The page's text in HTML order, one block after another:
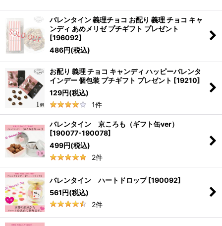
バレンタイン 義理チョコ お配り 義理 チョコ キャ
ンディ あめメリゼ プチギフト プレゼント
[196092]
486円(税込)
お配り 義理 チョコ キャンディ ハッピーバレンタ
インデー 個包装 プチギフト プレゼント [19210]
129円(税込)
1件
バレンタイン 京ころも（ギフト缶ver）
[190077-190078]
499円(税込)
2件
バレンタイン ハートドロップ [190092]
561円(税込)
2件